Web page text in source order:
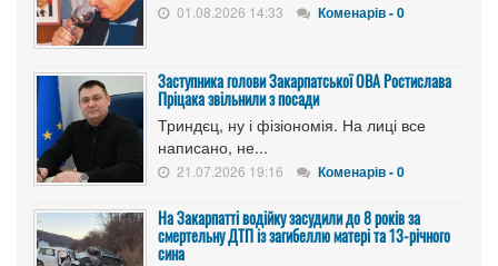
01.08.2026 14:33 Коменарів - 0
Заступника голови Закарпатської ОВА Ростислава
Пріцака звільнили з посади
Триндєц, ну і фізіономія. На лиці все
написано, не...
21.07.2026 19:16 Коменарів - 0
На Закарпатті водійку засудили до 8 років за
смертельну ДТП із загибеллю матері та 13-річного
сина